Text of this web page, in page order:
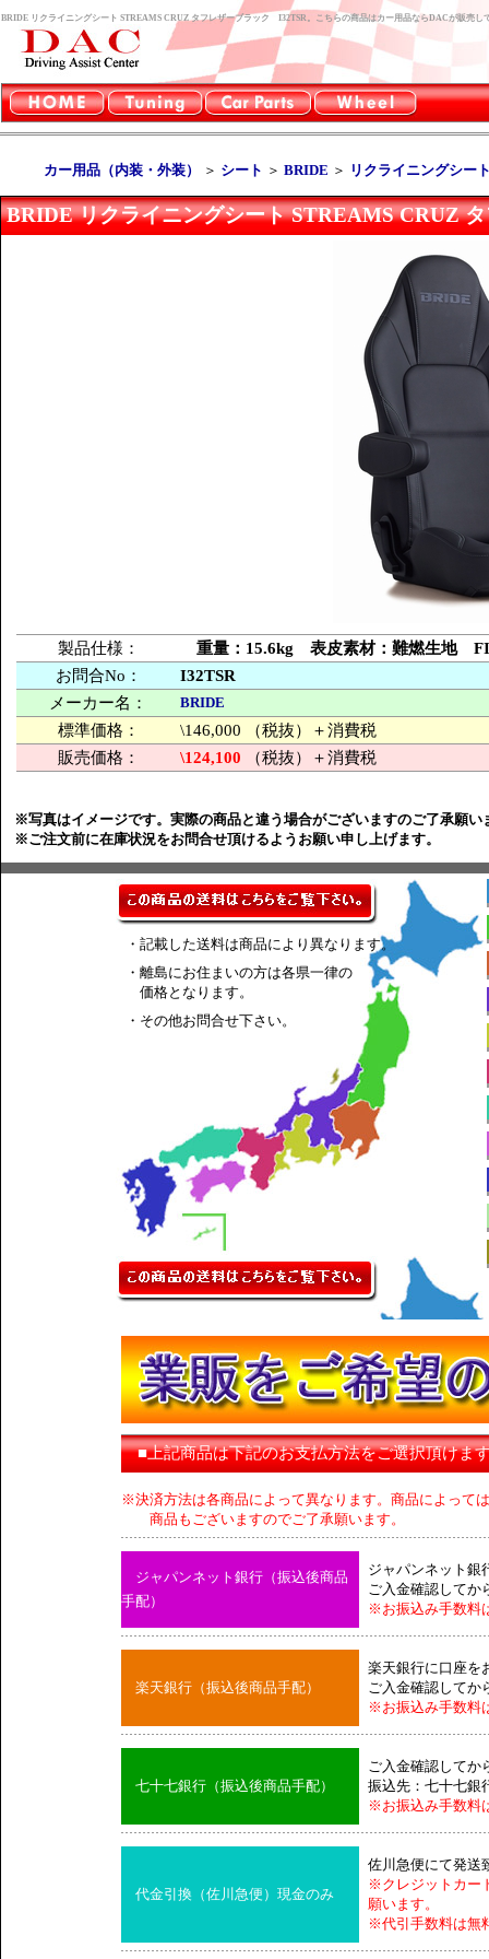
BRIDE リクライニングシート STREAMS CRUZ タフレザーブラック I32TSR。こちらの商品はカー用品ならDACが販売し
カー用品（内装・外装） ＞ シート ＞ BRIDE ＞ リクライニングシー
BRIDE リクライニングシート STREAMS CRUZ
製品仕様：
重量：15.6kg 表皮素材：難燃生地
お問合No：
I32TSR
メーカー名：
BRIDE
標準価格：
\146,000 （税抜）＋消費税
販売価格：
\124,100 （税抜）＋消費税
※写真はイメージです。実際の商品と違う場合がございますのご了承願い
※ご注文前に在庫状況をお問合せ頂けるようお願い申し上げます。
・記載した送料は商品により異なります。
・離島にお住まいの方は各県一律の
価格となります。
・その他お問合せ下さい。
■上記商品は下記のお支払方法をご選択頂けま
※決済方法は各商品によって異なります。商品によって
商品もございますのでご了承願います。
ジャパンネット銀行（振込後商品
手配）
ジャパンネット銀
ご入金確認してか
※お振込み手数料
楽天銀行（振込後商品手配）
楽天銀行に口座を
ご入金確認してか
※お振込み手数料
七十七銀行（振込後商品手配）
ご入金確認してか
振込先：七十七銀
※お振込み手数料
代金引換（佐川急便）現金のみ
佐川急便にて発送
※クレジットカー
願います。
※代引手数料は無